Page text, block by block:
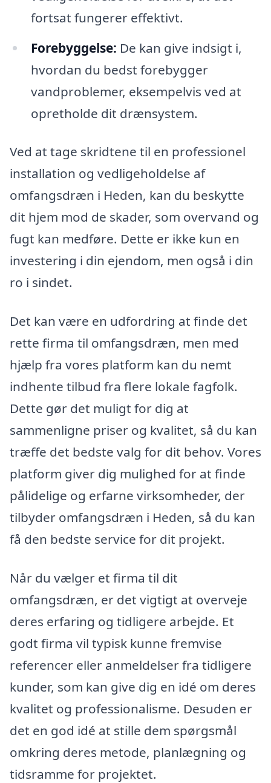
fortsat fungerer effektivt.
Forebyggelse: De kan give indsigt i,
hvordan du bedst forebygger
vandproblemer, eksempelvis ved at
opretholde dit drænsystem.
Ved at tage skridtene til en professionel
installation og vedligeholdelse af
omfangsdræn i Heden, kan du beskytte
dit hjem mod de skader, som overvand og
fugt kan medføre. Dette er ikke kun en
investering i din ejendom, men også i din
ro i sindet.
Det kan være en udfordring at finde det
rette firma til omfangsdræn, men med
hjælp fra vores platform kan du nemt
indhente tilbud fra flere lokale fagfolk.
Dette gør det muligt for dig at
sammenligne priser og kvalitet, så du kan
træffe det bedste valg for dit behov. Vores
platform giver dig mulighed for at finde
pålidelige og erfarne virksomheder, der
tilbyder omfangsdræn i Heden, så du kan
få den bedste service for dit projekt.
Når du vælger et firma til dit
omfangsdræn, er det vigtigt at overveje
deres erfaring og tidligere arbejde. Et
godt firma vil typisk kunne fremvise
referencer eller anmeldelser fra tidligere
kunder, som kan give dig en idé om deres
kvalitet og professionalisme. Desuden er
det en god idé at stille dem spørgsmål
omkring deres metode, planlægning og
tidsramme for projektet.